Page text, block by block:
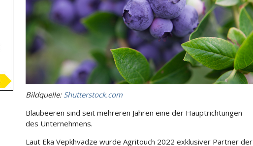
Bildquelle: Shutterstock.com
Blaubeeren sind seit mehreren Jahren eine der Hauptrichtungen
des Unternehmens.
Laut Eka Vepkhvadze wurde Agritouch 2022 exklusiver Partner der